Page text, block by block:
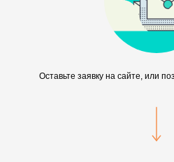
Оставьте заявку на сайте, или